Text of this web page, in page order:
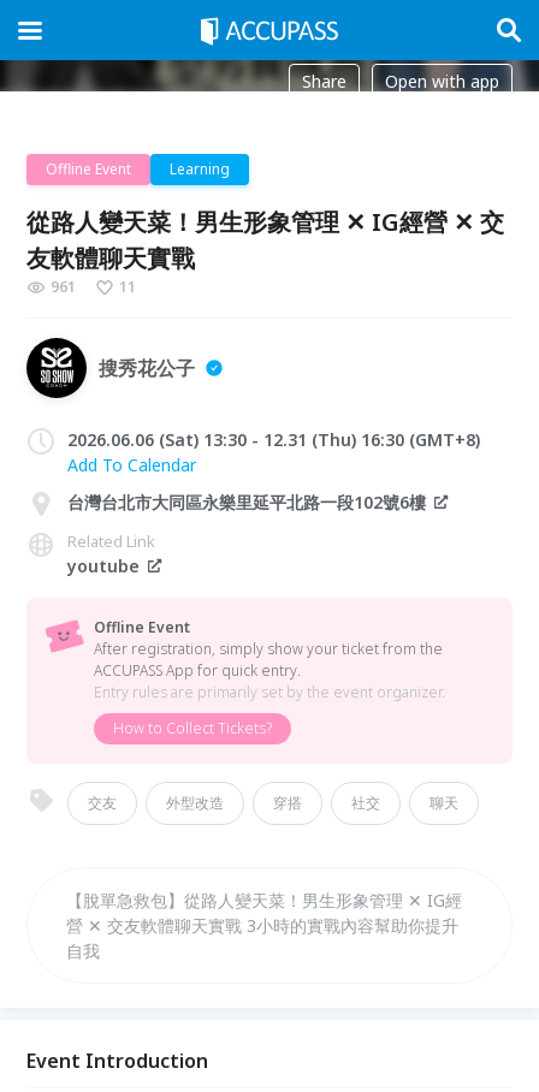
Share Open with app
Offline Event Learning
從路人變天菜！男生形象管理 ✕ IG經營 ✕ 交
友軟體聊天實戰
961 11
搜秀花公子
2026.06.06 (Sat) 13:30 - 12.31 (Thu) 16:30 (GMT+8)
Add To Calendar
台灣台北市大同區永樂里延平北路一段102號6樓
Related Link
youtube
Offline Event
After registration, simply show your ticket from the
ACCUPASS App for quick entry.
Entry rules are primarily set by the event organizer.
How to Collect Tickets?
交友 外型改造 穿搭 社交 聊天
【脫單急救包】從路人變天菜！男生形象管理 ✕ IG經
營 ✕ 交友軟體聊天實戰 3小時的實戰內容幫助你提升
自我
Event Introduction